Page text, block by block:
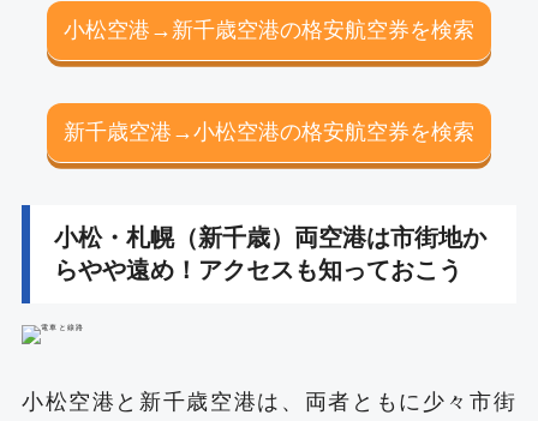
小松空港→新千歳空港の格安航空券を検索
新千歳空港→小松空港の格安航空券を検索
小松・札幌（新千歳）両空港は市街地か
らやや遠め！アクセスも知っておこう
小松空港と新千歳空港は、両者ともに少々市街